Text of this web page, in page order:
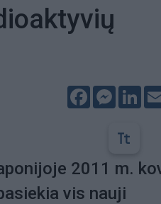
Facebook
2011 m.
vis nauji